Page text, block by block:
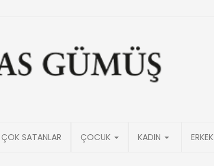
ÇOK SATANLAR ÇOCUK KADIN ERKEK